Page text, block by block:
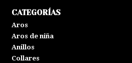
CATEGORÍAS
Aros
Aros de niña
Anillos
Collares